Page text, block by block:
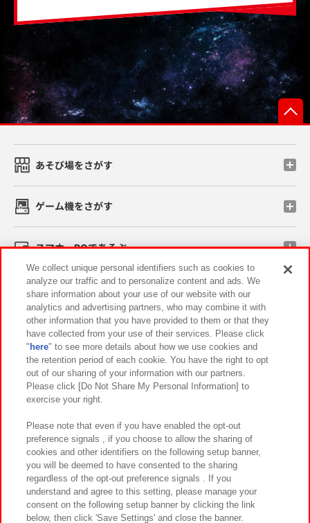
あそび場をさがす
ゲーム機をさがす
スマホ・PCであそぶ
イベント・キャンペーン
関連会社 サステナビリティ サイトポリシー
プライバシーポリシー ウェブアクセシビリティ方針と検証結果
お取引先さまとともに
カスタマーハラスメント対応方針 よくあるご質問・お問い合わせ
We collect unique personal identifiers such as cookies to
analyze our traffic and to personalize content and ads. We
share information about your use of our website with our
analytics and advertising partners, who may combine it with
other information that you have provided to them or that they
have collected from your use of their services. Please click
" here" to see more details about how we use cookies and
the retention period of each cookie. You have the right to opt
out of our sharing of your information with our partners.
Please click [Do Not Share My Personal Information] to
exercise your right.
Please note that even if you have enabled the opt-out
preference signals , if you choose to allow the sharing of
cookies and other identifiers on the following setup banner,
you will be deemed to have consented to the sharing
regardless of the opt-out preference signals . If you
understand and agree to this setting, please manage your
consent on the following setup banner by clicking the link
below, then click 'Save Settings' and close the banner.